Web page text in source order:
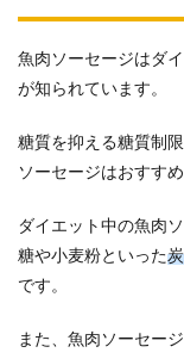
魚肉ソーセージはダ
が知られています。
糖質を抑える糖質制
ソーセージはおすす
ダイエット中の魚肉
糖や小麦粉といった
です。
また、魚肉ソーセー